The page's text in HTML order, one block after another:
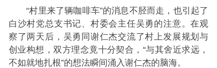
“村里来了辆咖啡车”的消息不胫而走，也引起了
白沙村党总支书记、村委会主任吴勇的注意。在观
察了两天后，吴勇同谢仁杰交流了村上发展规划与
创业构想，双方理念竟十分契合，“与其舍近求远，
不如就地扎根”的想法瞬间涌入谢仁杰的脑海。